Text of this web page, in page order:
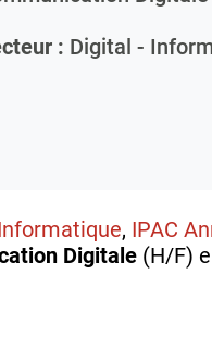
: Digital -
, IPAC
Digitale (H/F)